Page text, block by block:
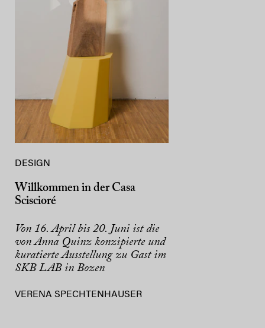
DESIGN
Willkommen in der Casa
Sciscioré
Von 16. April bis 20. Juni ist die
von Anna Quinz konzipierte und
kuratierte Ausstellung zu Gast im
SKB LAB in Bozen
VERENA SPECHTENHAUSER